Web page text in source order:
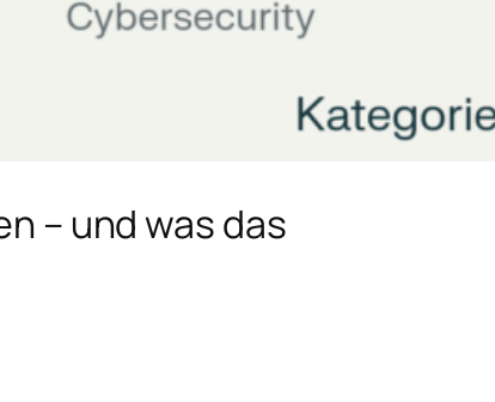
– und was das